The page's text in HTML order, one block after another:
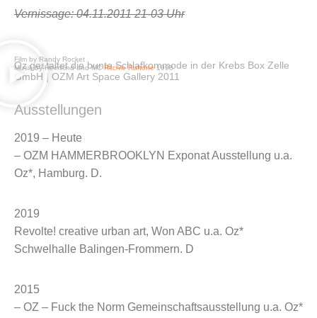
Vernissage: 04.11.2011 21-03 Uhr
Oz gestaltet die bunte Schlafkommode in der Krebs Box Zelle
GmbH | OZM Art Space Gallery 2011
Film by Randy Rocket
Musik by Heimkind and MCRitchie Ruftone1998
Ausstellungen
2019 – Heute
– OZM HAMMERBROOKLYN Exponat Ausstellung u.a.
Oz*, Hamburg. D.
2019
Revolte! creative urban art, Won ABC u.a. Oz*
Schwelhalle Balingen-Frommern. D
2015
– OZ – Fuck the Norm Gemeinschaftsausstellung u.a. Oz*